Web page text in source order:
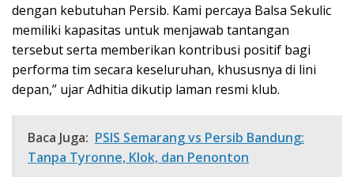
dengan kebutuhan Persib. Kami percaya Balsa Sekulic
memiliki kapasitas untuk menjawab tantangan
tersebut serta memberikan kontribusi positif bagi
performa tim secara keseluruhan, khususnya di lini
depan,” ujar Adhitia dikutip laman resmi klub.
Baca Juga: PSIS Semarang vs Persib Bandung:
Tanpa Tyronne, Klok, dan Penonton